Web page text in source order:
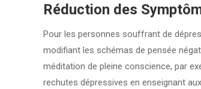
Réduction des
Pour les personnes souffrant de
modifiant les schémas de pensée
méditation de pleine conscience, par
rechutes dépressives en enseignant